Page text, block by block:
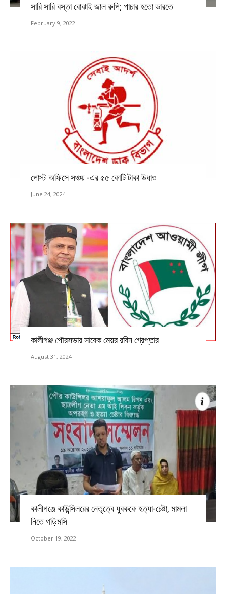
সারি সারি বস্তা বোঝাই জাল রুপি; পাচার হতো ভারতে
February 9, 2022
পোস্ট অফিসে সঞ্চয় -এর ৫৫ কোটি টাকা উধাও
June 24, 2024
কালীগঞ্জ পৌরসভার সাবেক মেয়র রবিন গ্রেপ্তার
August 31, 2024
কালীগঞ্জে কাউন্সিলরের নেতৃত্বে যুবককে হত্যা-চেষ্টা, মামলা
নিতে গড়িমসি
October 19, 2022